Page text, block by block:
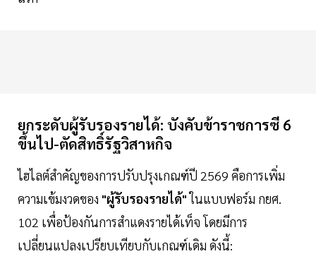
ยกระดับผู้รับรองรายได้: บังคับข้าราชการซี 6
ขึ้นไป-ตัดสิทธิ์รัฐวิสาหกิจ
ไฮไลต์สำคัญของการปรับปรุงเกณฑ์ปี 2569 คือการเพิ่ม
ความเข้มงวดของ "ผู้รับรองรายได้"ในแบบฟอร์ม กยศ.
102 เพื่อป้องกันการสำแดงรายได้เท็จ โดยมีการ
เปลี่ยนแปลงเปรียบเทียบกับเกณฑ์เดิม ดังนี้: